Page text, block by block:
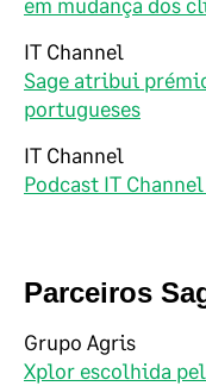
IT Channel
Sage atribui
portugueses
IT Channel
Podcast IT
Parceiros
Grupo Agris
Xplor escolhida